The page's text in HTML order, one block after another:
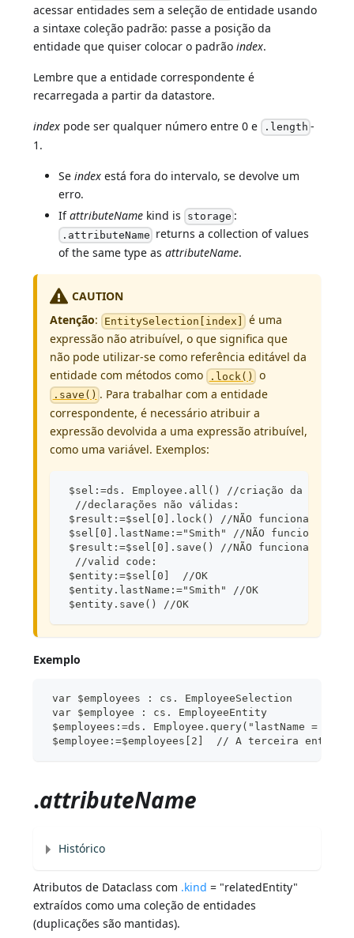
acessar entidades sem a seleção de entidade usando
a sintaxe coleção padrão: passe a posição da
entidade que quiser colocar o padrãoindex.
Lembre que a entidade correspondente é
recarregada a partir da datastore.
index pode ser qualquer número entre 0 e .length -
1.
Seindex está fora do intervalo, se devolve um
erro.
IfattributeName kind is storage :
.attributeName returns a collection of values
of the same type asattributeName.
CAUTION
Atenção: EntitySelection[index]
é uma
expressão não atribuível, o que significa que
não pode utilizar-se como referência editável da
entidade com métodos como .lock() o
.save() . Para trabalhar com a entidade
correspondente, é necessário atribuir a
expressão devolvida a uma expressão atribuível,
como uma variável. Exemplos:
$sel:=ds. Employee.all() //criação da entity
  //declarações não válidas:
$result:=$sel[0].lock() //NÃO funcionará
$sel[0].lastName:="Smith" //NÃO funcionará
$result:=$sel[0].save() //NÃO funcionará
  //valid code:
$entity:=$sel[0]  //OK
$entity.lastName:="Smith" //OK
$entity.save() //OK
Exemplo
var $employees : cs. EmployeeSelection
var $employee : cs. EmployeeEntity
$employees:=ds. Employee.query("lastName =
$employee:=$employees[2]  // A terceira
.attributeName
Histórico
Atributos de Dataclass com .kind = "relatedEntity"
extraídos como uma coleção de entidades
(duplicações são mantidas).